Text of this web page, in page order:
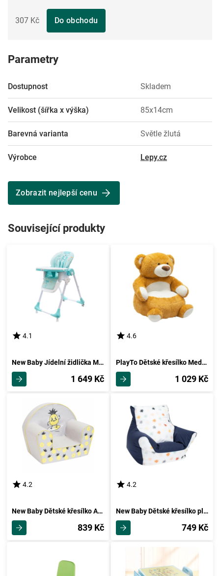
307 Kč Do obchodu
Parametry
Dostupnost Skladem
Velikost (šířka x výška) 85x14cm
Barevná varianta Světle žlutá
Výrobce Lepy.cz
Zobrazit nejlepší cenu
Související produkty
4.1
New Baby Jídelní židlička Minty Fox - ekokůže s vložkou pro menší děti
1 649 Kč
4.6
PlayTo Dětské křesílko Medvídek, 50 x 50 x 58 cm
1 029 Kč
4.2
New Baby Dětské křesílko Ananas
839 Kč
4.2
New Baby Dětské křesílko plněné kuličkami, modrá
749 Kč